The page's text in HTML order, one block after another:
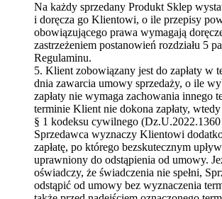
Na każdy sprzedany Produkt Sklep
i doręcza go Klientowi, o ile przepisy
obowiązującego prawa wymagają
zastrzeżeniem postanowień rozdziału 5
Regulaminu.
5. Klient zobowiązany jest do zapłaty w
dnia zawarcia umowy sprzedaży, o ile
zapłaty nie wymaga zachowania innego
terminie Klient nie dokona zapłaty,
§ 1 kodeksu cywilnego
Sprzedawca wyznaczy Klientowi
zapłatę, po którego bezskutecznym
uprawniony do odstąpienia od umowy.
oświadczy, że świadczenia nie spełni,
odstąpić od umowy bez wyznaczenia